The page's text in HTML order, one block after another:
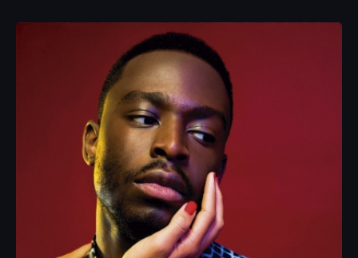
“DéjàVu” o “Sun is up” son sus éxitos que más han
sonado en estos últimos tiempos. A Tropocs
tuvimos el honor de poderla escuchar y ver en